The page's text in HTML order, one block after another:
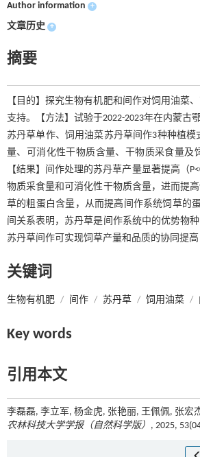
Author information +
文章历史 +
摘要
【目的】探究生物有机肥和间作对饲用油菜
支持。【方法】试验于2022-2023年在内蒙古
苏丹草单作、饲用油菜苏丹草间作3种种植
量、可消化性干物质含量、干物质采食量及
【结果】间作处理的苏丹草产量显著提高（
物质采食量和可消化性干物质含量，进而提
草的粗蛋白含量，从而提高间作系统饲草的
间关系表明，苏丹草是间作系统中的优势物
苏丹草间作可实现饲草产量和品质的协同提
关键词
生物有机肥 / 间作 / 苏丹草 / 饲用油菜 /
Key words
引用本文
李磊磊, 李立军, 杨金虎, 张艳丽, 王佩佩, 张
农林科技大学学报（自然科学版） , 2025,